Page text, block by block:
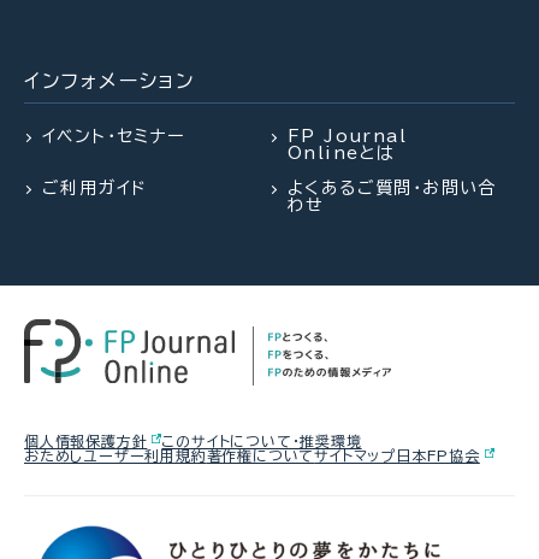
「知らなかった」じゃ済まされない
飛行機搭乗時の新ルール
2026.07.28
【資産形成】資産運用、正しくできて
いますか？（平井美穂氏）
FP・専門家に聞く 2026.07.30
と株価評価・特例措置の行方(山田
【資産形成】資産運用、正しくできて
いますか？（平井美穂氏）
2026.07.30
マンション関連法の改正で決議ルー
ルが大幅変更
FPトレンドウォッチ 2026.07.28
飛行機搭乗時の新ルール
FPトレンドウォッチ
熱中症や水辺の事故……夏のアク
シデントに民間保険は使えるの
か？
したい！老後資金は大丈夫？
FPトレンドウォッチ
インフォメーション
イベント・セミナー
FP Journal
Onlineとは
ご利用ガイド
よくあるご質問・お問い合
わせ
個人情報保護方針
このサイトについて・推奨環境
おためしユーザー利用規約著作権についてサイトマップ 日本FP協会